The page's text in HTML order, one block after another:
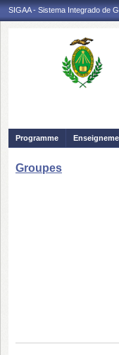
SIGAA - Sistema Integrado de
Programme
Groupes